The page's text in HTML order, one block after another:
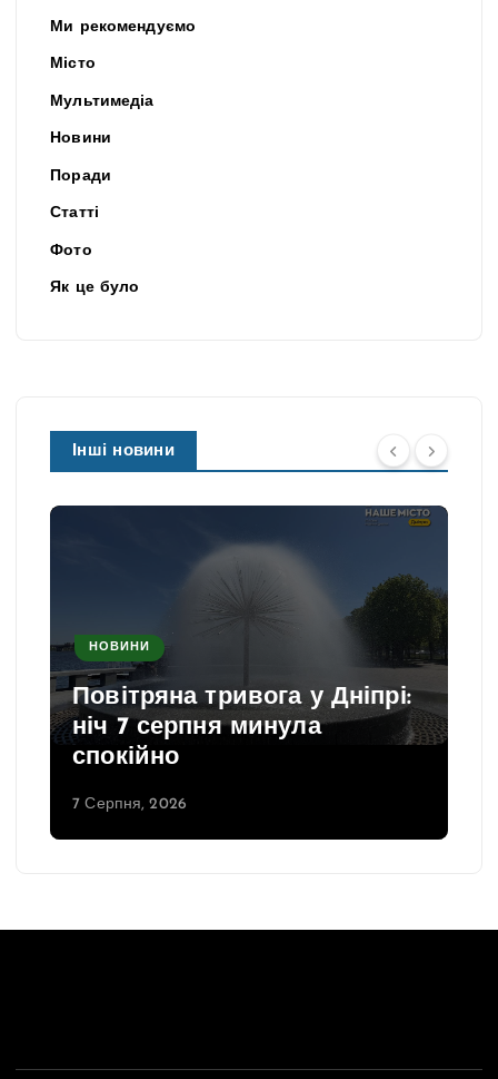
Ми рекомендуємо
Місто
Мультимедіа
Новини
Поради
Статті
Фото
Як це було
Інші новини
НОВИНИ
Повітряна тривога у Дніпрі:
ніч 7 серпня минула
спокійно
7 Серпня, 2026